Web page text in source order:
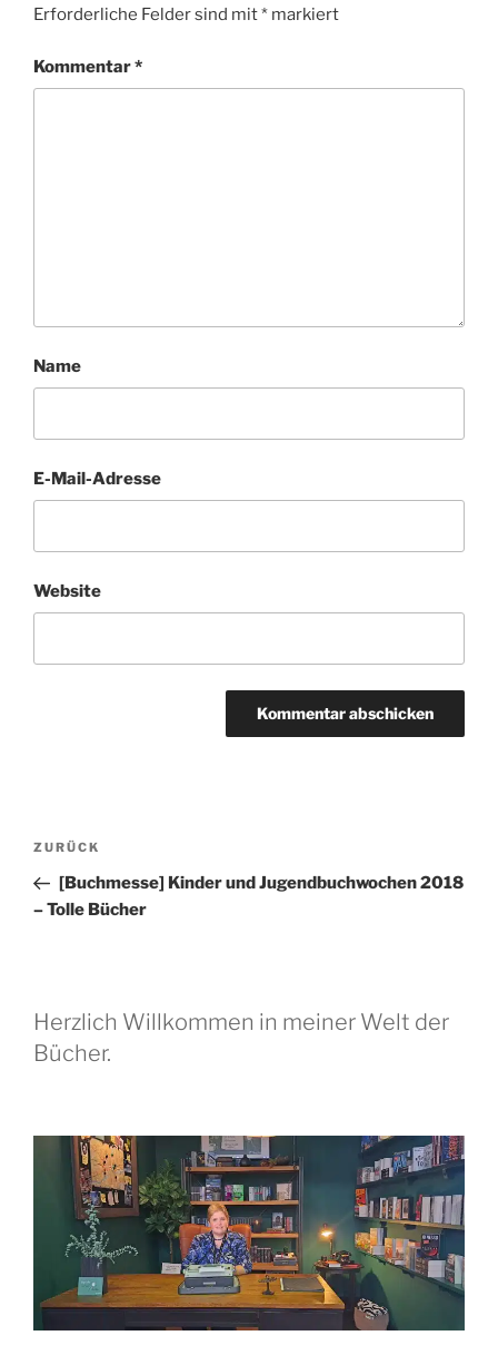
Erforderliche Felder sind mit* markiert
Kommentar*
Name
E-Mail-Adresse
Website
Beitragsnavigation
Vorheriger
Beitrag
ZURÜCK
[Buchmesse] Kinder und Jugendbuchwochen 2018
– Tolle Bücher
Herzlich Willkommen in meiner Welt der
Bücher.